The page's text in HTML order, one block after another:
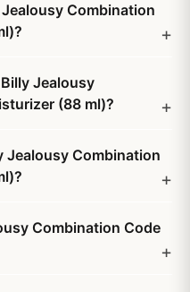
Combination
Jealousy
(88 ml)?
Jealousy Combination
Combination Code